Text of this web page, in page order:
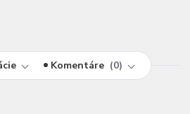
Komentáre 0